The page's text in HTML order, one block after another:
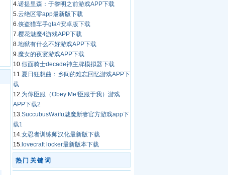
4.诺提里森：于黎明之前游戏APP下载
5.云绝区零app最新版下载
6.侠盗猎车手gta4安卓版下载
7.樱花魅魔4游戏APP下载
8.地狱有什么不好游戏APP下载
9.魔女的夜宴游戏APP下载
10.假面骑士decade神主牌模拟器下载
11.夏日狂想曲：乡间的难忘回忆游戏APP下
载
12.为你臣服（Obey Me!臣服于我）游戏
APP下载2
13.SuccubusWaifu魅魔新妻官方游戏app下
载1
14.女忍者训练师汉化最新版下载
15. lovecraft locker最新版本下载
热门关键词